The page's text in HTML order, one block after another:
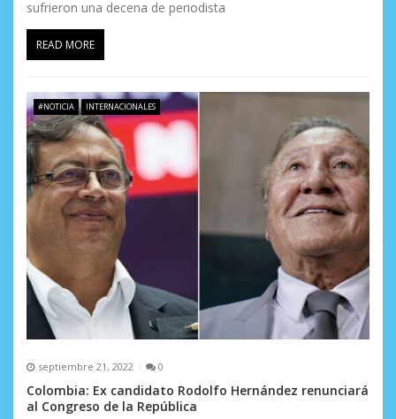
r
a
d
a
s
sufrieron una decena de periodista
READ MORE
#NOTICIA INTERNACIONALES
septiembre 21, 2022 0
Colombia: Ex candidato Rodolfo Hernández renunciará
al Congreso de la República